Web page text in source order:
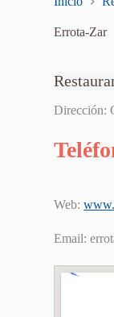
Errota-Zar
Dirección:
Web:
Email: